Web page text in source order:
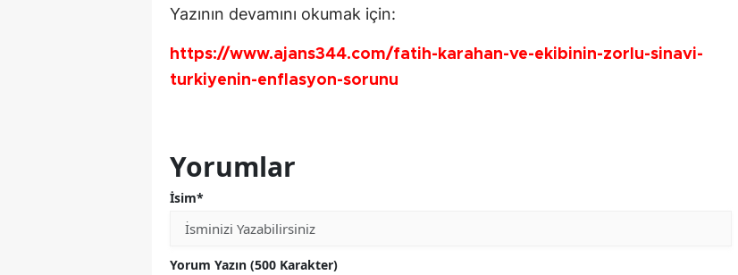
Yazının devamını okumak için:
https://www.ajans344.com/fatih-karahan-ve-ekibinin-zorlu-sinavi-
turkiyenin-enflasyon-sorunu
Yorumlar
İsim*
Yorum Yazın (500 Karakter)